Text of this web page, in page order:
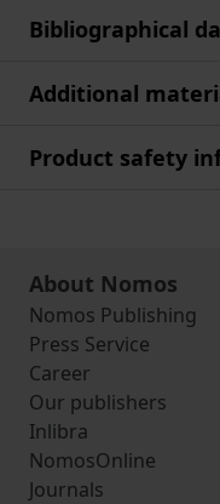
Bibliographical
Additional
Product safety
About Nomos
Nomos Publishing
Press Service
Career
Our publishers
Inlibra
NomosOnline
Journals